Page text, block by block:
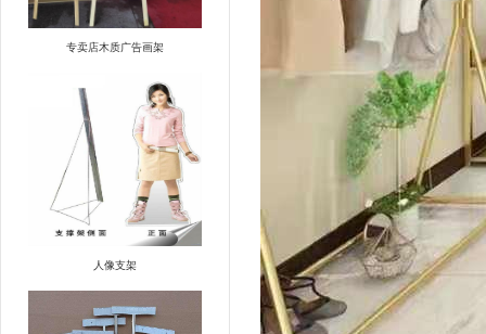
专卖店木质广告画架
人像支架